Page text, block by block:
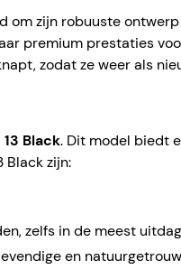
om zijn robuuste
premium prestaties
zodat ze weer als
13 Black. Dit model biedt
Black zijn:
zelfs in de meest
en